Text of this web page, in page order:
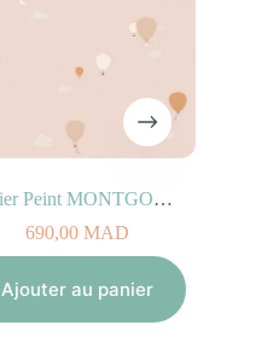
Papier Peint MONTGOLFIERES
690,00MAD
Ajouter au panier